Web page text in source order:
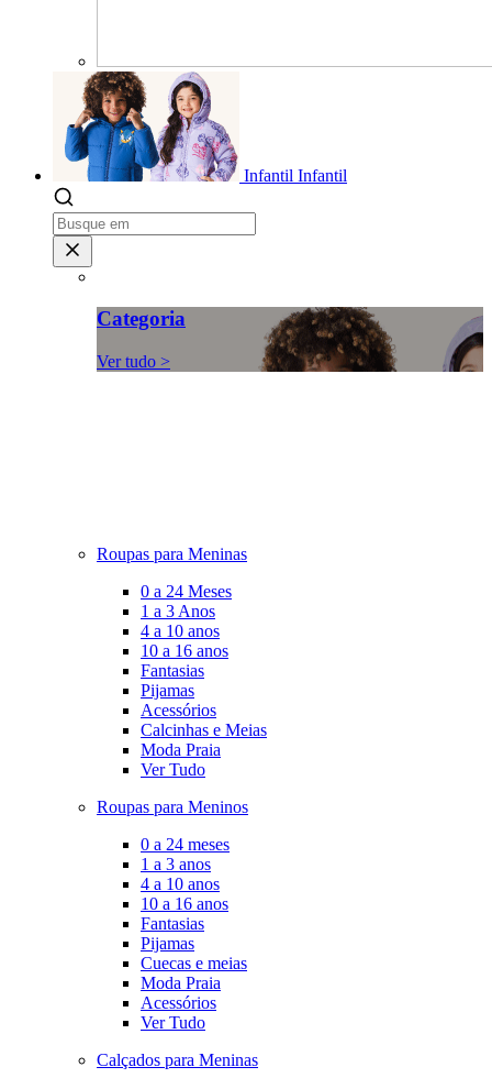
Infantil Infantil
Categoria
Ver tudo >
Roupas para Meninas
0 a 24 Meses
1 a 3 Anos
4 a 10 anos
10 a 16 anos
Fantasias
Pijamas
Acessórios
Calcinhas e Meias
Moda Praia
Ver Tudo
Roupas para Meninos
0 a 24 meses
1 a 3 anos
4 a 10 anos
10 a 16 anos
Fantasias
Pijamas
Cuecas e meias
Moda Praia
Acessórios
Ver Tudo
Calçados para Meninas